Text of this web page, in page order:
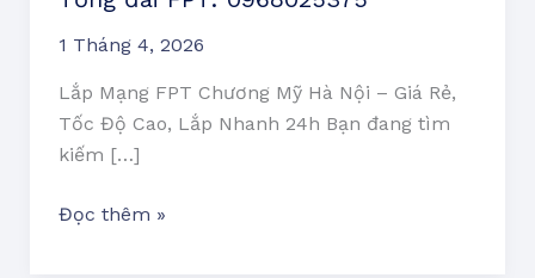
1 Tháng 4, 2026
Lắp Mạng FPT Chương Mỹ Hà Nội – Giá Rẻ,
Tốc Độ Cao, Lắp Nhanh 24h Bạn đang tìm
kiếm […]
Đọc thêm »